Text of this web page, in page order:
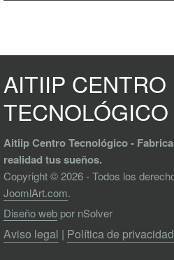
AITIIP CENTRO
TECNOLÓGICO
Aitiip Centro Tecnológico -
realidad tus sueños.
Copyright © 2026 - Todos los
JoomlArt.com.
Diseño web por nSolver
Aviso legal | Política de privacidad